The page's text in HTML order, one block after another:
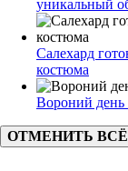
уникальный
Салехард
костюма
Вороний
ОТМЕНИТЬ ВСЁ